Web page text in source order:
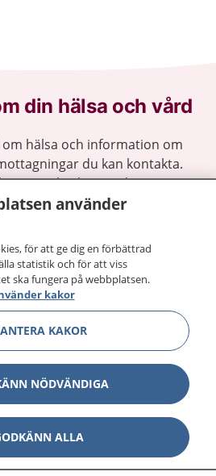
din hälsa och vård
om hälsa och information om
du kan kontakta.
journal och göra dina
1177 för
runt.
vill må bättre.
Visa
Visa
Visa
använder
för att ge dig en förbättrad
statistik och för att viss
ska fungera på webbplatsen.
kakor
KAKOR
NÖDVÄNDIGA
ALLA